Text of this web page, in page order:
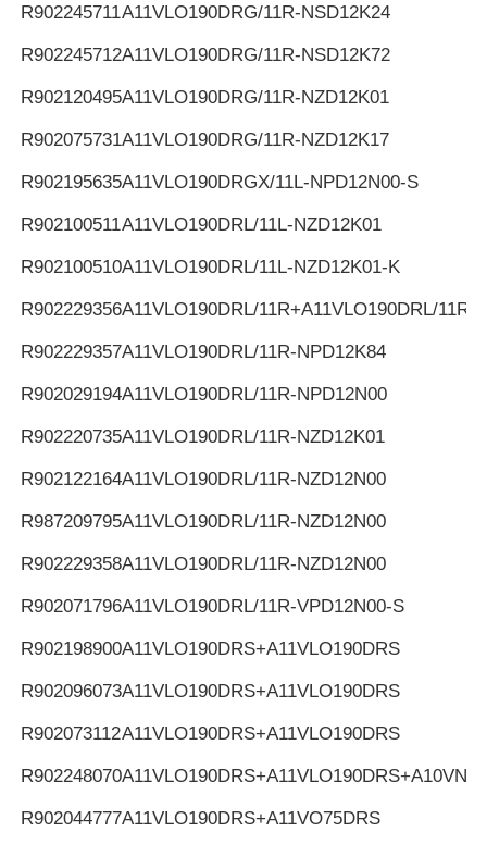
R902245711A11VLO190DRG/11R-NSD12K24
R902245712A11VLO190DRG/11R-NSD12K72
R902120495A11VLO190DRG/11R-NZD12K01
R902075731A11VLO190DRG/11R-NZD12K17
R902195635A11VLO190DRGX/11L-NPD12N00-S
R902100511A11VLO190DRL/11L-NZD12K01
R902100510A11VLO190DRL/11L-NZD12K01-K
R902229356A11VLO190DRL/11R+A11VLO190DRL/11R
R902229357A11VLO190DRL/11R-NPD12K84
R902029194A11VLO190DRL/11R-NPD12N00
R902220735A11VLO190DRL/11R-NZD12K01
R902122164A11VLO190DRL/11R-NZD12N00
R987209795A11VLO190DRL/11R-NZD12N00
R902229358A11VLO190DRL/11R-NZD12N00
R902071796A11VLO190DRL/11R-VPD12N00-S
R902198900A11VLO190DRS+A11VLO190DRS
R902096073A11VLO190DRS+A11VLO190DRS
R902073112A11VLO190DRS+A11VLO190DRS
R902248070
R902044777A11VLO190DRS+A11VO75DRS